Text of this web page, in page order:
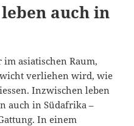
auch in
asiatischen Raum,
verliehen wird, wie
Inzwischen leben
auch in Südafrika –
In einem